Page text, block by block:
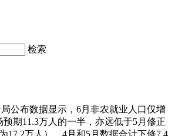
检索
公布数据显示，6月非农就业人口仅增
预期11.3万人的一半，亦远低于5月修正